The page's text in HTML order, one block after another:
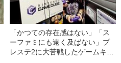
「かつての存在感はない」「ス
ーファミにも遠く及ばない」プ
レステ2に大苦戦したゲームキュ